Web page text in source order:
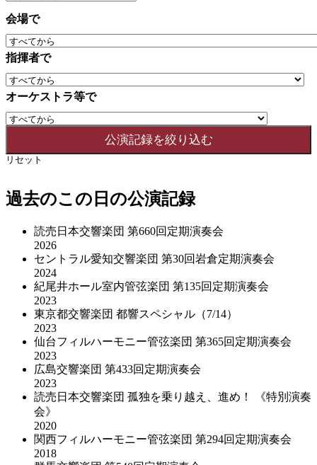
会場で
指揮者で
オーケストラ等で
リセット
過去のこの日の公演記録
読売日本交響楽団 第660回定期演奏会
2026
セントラル愛知交響楽団 第30回岩倉定期演奏会
2024
紀尾井ホール室内管弦楽団 第135回定期演奏会
2023
東京都交響楽団 都響スペシャル（7/14）
2023
仙台フィルハーモニー管弦楽団 第365回定期演奏会
2023
広島交響楽団 第433回定期演奏会
2023
読売日本交響楽団 孤独を乗り越え、進め！ 《特別演奏
会》
2020
関西フィルハーモニー管弦楽団 第294回定期演奏会
2018